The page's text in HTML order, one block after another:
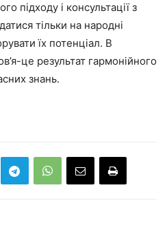
підходу і консультації з
тільки на народні
їх потенціал. В
це результат гармонійного
знань.